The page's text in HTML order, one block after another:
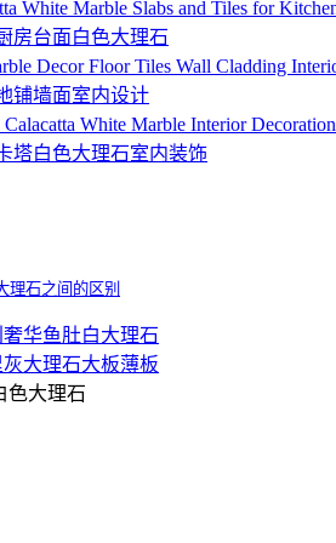
房台面白色大理石
铺墙面室内设计
塔白色大理石室内装饰
理石之间的区别
华鱼肚白大理石
大理石大板薄板
色大理石